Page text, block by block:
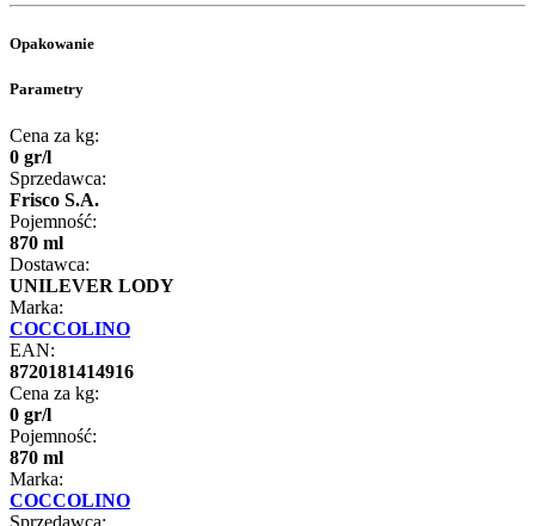
Opakowanie
Parametry
Cena za kg:
0 gr/l
Sprzedawca:
Frisco S.A.
Pojemność:
870 ml
Dostawca:
UNILEVER LODY
Marka:
COCCOLINO
EAN:
8720181414916
Cena za kg:
0 gr/l
Pojemność:
870 ml
Marka:
COCCOLINO
Sprzedawca: